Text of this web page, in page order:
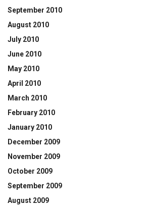
September 2010
August 2010
July 2010
June 2010
May 2010
April 2010
March 2010
February 2010
January 2010
December 2009
November 2009
October 2009
September 2009
August 2009